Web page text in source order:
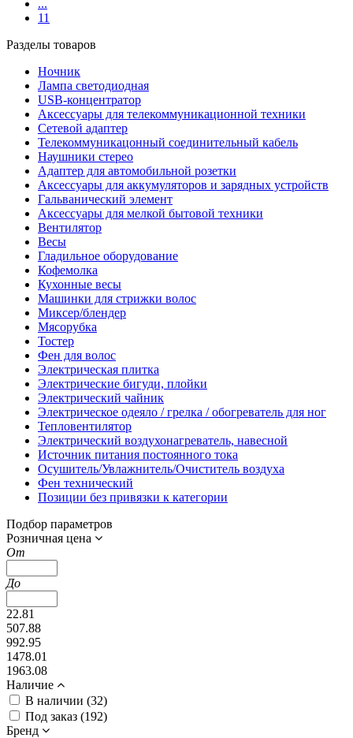
...
11
Разделы товаров
Ночник
Лампа светодиодная
USB-концентратор
Аксессуары для телекоммуникационной техники
Сетевой адаптер
Телекоммуникацонный соединительный кабель
Наушники стерео
Адаптер для автомобильной розетки
Аксессуары для аккумуляторов и зарядных устройств
Гальванический элемент
Аксессуары для мелкой бытовой техники
Вентилятор
Весы
Гладильное оборудование
Кофемолка
Кухонные весы
Машинки для стрижки волос
Миксер/блендер
Мясорубка
Тостер
Фен для волос
Электрическая плитка
Электрические бигуди, плойки
Электрический чайник
Электрическое одеяло / грелка / обогреватель для ног
Тепловентилятор
Электрический воздухонагреватель, навесной
Источник питания постоянного тока
Осушитель/Увлажнитель/Очиститель воздуха
Фен технический
Позиции без привязки к категории
Подбор параметров
Розничная цена
От
До
22.81
507.88
992.95
1478.01
1963.08
Наличие
В наличии (32)
Под заказ (192)
Бренд